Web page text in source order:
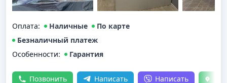
Оплата: Наличные
По карте
Безналичный платеж
Особенности:
Гарантия
Позвонить Написать Написать